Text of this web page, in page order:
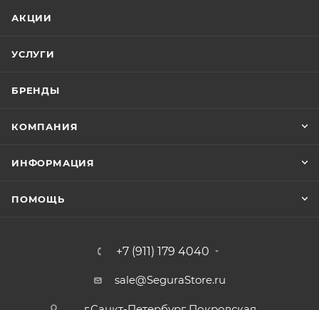
АКЦИИ
УСЛУГИ
БРЕНДЫ
КОМПАНИЯ
ИНФОРМАЦИЯ
ПОМОЩЬ
+7 (911) 179 4040
sale@SeguraStore.ru